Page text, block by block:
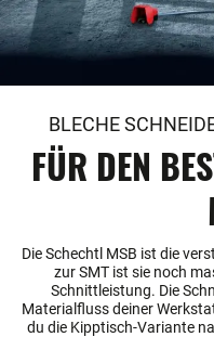
BLECHE
FÜR DEN
Die Schechtl MSB ist die
zur SMT ist sie noch
Schnittleistung. Die
Materialfluss deiner
du die Kipptisch-Variante